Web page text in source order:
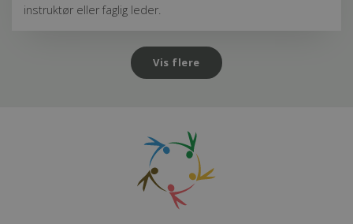
instruktør eller faglig leder.
Vis flere